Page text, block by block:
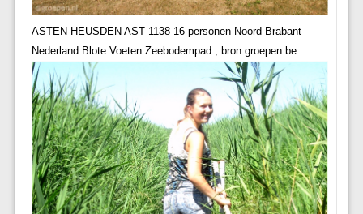
ASTEN HEUSDEN AST 1138 16 personen Noord Brabant
Nederland Blote Voeten Zeebodempad , bron:groepen.be